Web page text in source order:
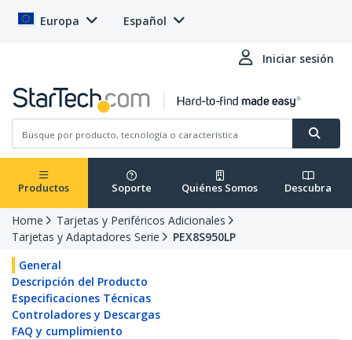
Europa Español
Iniciar sesión
Productos Soporte Quiénes Somos Descubra
Home
Tarjetas y Periféricos Adicionales
Tarjetas y Adaptadores Serie
PEX8S950LP
General
Descripción del Producto
Especificaciones Técnicas
Controladores y Descargas
FAQ y cumplimiento